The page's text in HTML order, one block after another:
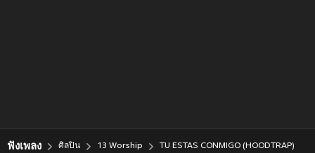
ฟังเพลง ศิลปิน 13 Worship TU ESTAS CONMIGO (HOODTRAP)